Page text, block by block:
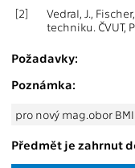
[2]
Vedral, J.,
techniku. ČVUT,
Požadavky:
Poznámka:
pro nový mag.obor BMI
Předmět je zahrnut